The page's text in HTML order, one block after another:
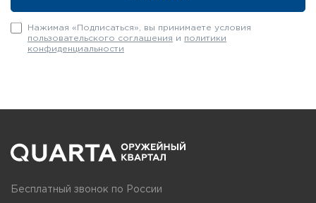
Нажимая «Подписаться», вы принимаете условия
пользовательского соглашения и политики
конфиденциальности
Бесплатный звонок по России